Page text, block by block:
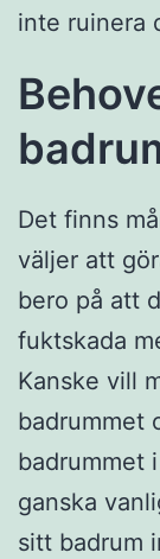
inte ruinera
Det finns
väljer att
bero på att
fuktskada
Kanske vill
badrummet
badrummet
ganska
sitt badrum